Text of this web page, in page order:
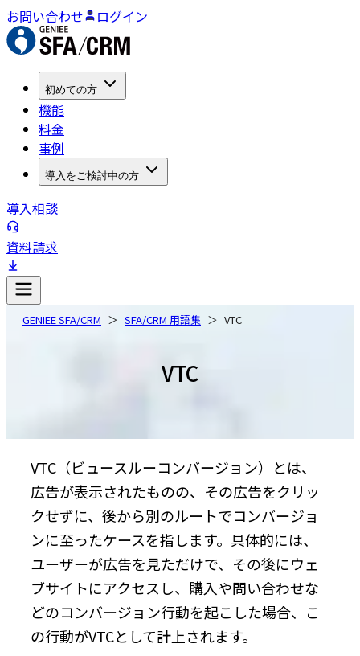
お問い合わせ ログイン
初めての方
機能
料金
事例
導入をご検討中の方
導入相談
資料請求
GENIEE SFA/CRM SFA/CRM 用語集 VTC
VTC
VTC（ビュースルーコンバージョン）とは、
広告が表示されたものの、その広告をクリッ
クせずに、後から別のルートでコンバージョ
ンに至ったケースを指します。具体的には、
ユーザーが広告を見ただけで、その後にウェ
ブサイトにアクセスし、購入や問い合わせな
どのコンバージョン行動を起こした場合、こ
の行動がVTCとして計上されます。